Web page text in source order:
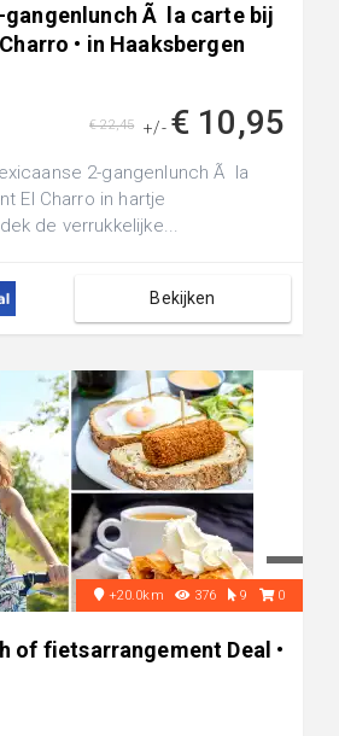
gangenlunch Ã la carte bij
• in Haaksbergen
+/- € 10,95
€ 22,45
2-gangenlunch Ã la
El Charro in hartje
de verrukkelijke...
Bekijken
+20.0km 376 9 0
of fietsarrangement Deal •